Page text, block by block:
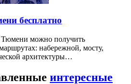
бесплатно
Тюмени можно получить
набережной, мосту,
архитектуры…
интересные